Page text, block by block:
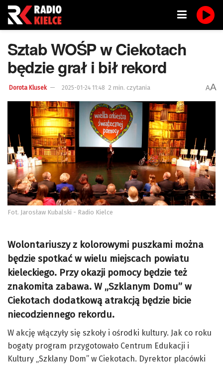
Sztab WOŚP w Ciekotach
będzie grał i bił rekord
Dorota Klusek 2025-01-24 11:48 2 min. czytania AA
Fot. Jarosław Kubalski - Radio Kielce
Wolontariuszy z kolorowymi puszkami można
będzie spotkać w wielu miejscach powiatu
kieleckiego. Przy okazji pomocy będzie też
znakomita zabawa. W „Szklanym Domu” w
Ciekotach dodatkową atrakcją będzie bicie
niecodziennego rekordu.
W akcję włączyły się szkoły i ośrodki kultury. Jak co roku
bogaty program przygotowało Centrum Edukacji i
Kultury „Szklany Dom” w Ciekotach. Dyrektor placówki